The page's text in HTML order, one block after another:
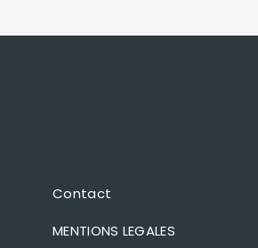
Contact
MENTIONS LEGALES